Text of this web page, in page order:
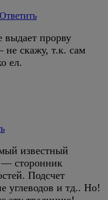
Ответить
выдает прорву
скажу, т.к. сам
ел.
известный
сторонник
Подсчет
углеводов и тд.. Но!